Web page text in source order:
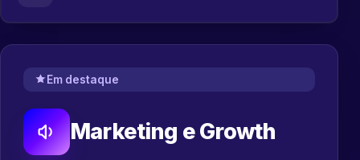
Em destaque
Marketing e Growth